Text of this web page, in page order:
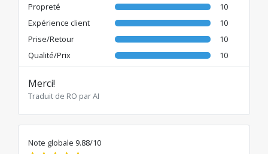
Propreté
10
Expérience client
10
Prise/Retour
10
Qualité/Prix
10
Merci!
Traduit de RO par AI
Note globale 9.88/10